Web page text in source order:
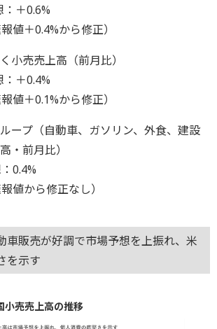
＋0.6%
値＋0.4%から修正）
小売売上高（前月比）
＋0.4%
値＋0.1%から修正）
ープ（自動車、ガソリン、外食、建設
・前月比）
0.4%
値から修正なし）
車販売が好調で市場予想を上振れ、米
を示す
小売売上高の推移